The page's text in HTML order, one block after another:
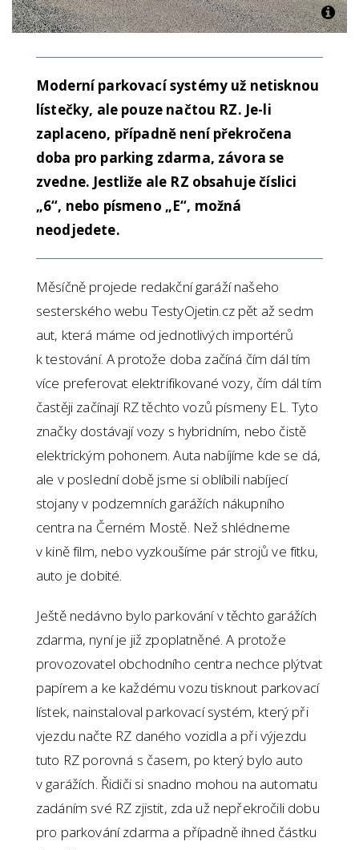
Moderní parkovací systémy už netisknou
lístečky, ale pouze načtou RZ. Je-li
zaplaceno, případně není překročena
doba pro parking zdarma, závora se
zvedne. Jestliže ale RZ obsahuje číslici
„6“, nebo písmeno „E“, možná
neodjedete.
Měsíčně projede redakční garáží našeho
sesterského webu TestyOjetin.cz pět až sedm
aut, která máme od jednotlivých importérů
k testování. A protože doba začíná čím dál tím
více preferovat elektrifikované vozy, čím dál tím
častěji začínají RZ těchto vozů písmeny EL. Tyto
značky dostávají vozy s hybridním, nebo čistě
elektrickým pohonem. Auta nabíjíme kde se dá,
ale v poslední době jsme si oblíbili nabíjecí
stojany v podzemních garážích nákupního
centra na Černém Mostě. Než shlédneme
v kině film, nebo vyzkoušíme pár strojů ve fitku,
auto je dobité.
Ještě nedávno bylo parkování v těchto garážích
zdarma, nyní je již zpoplatněné. A protože
provozovatel obchodního centra nechce plýtvat
papírem a ke každému vozu tisknout parkovací
lístek, nainstaloval parkovací systém, který při
vjezdu načte RZ daného vozidla a při výjezdu
tuto RZ porovná s časem, po který bylo auto
v garážích. Řidiči si snadno mohou na automatu
zadáním své RZ zjistit, zda už nepřekročili dobu
pro parkování zdarma a případně ihned částku